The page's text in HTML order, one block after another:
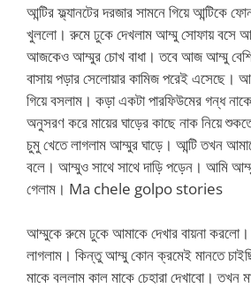
আন্টির ফ্ল্যানটের দরজার সামনে গিয়ে আন্টিকে
খুললো। রুমে ঢুকে দেখলাম আম্মু সোফায় বসে
আজকেও আম্মুর চোখ বাধা। তবে আজ আম্মু
বাসায় পড়ার সেলোয়ার কামিজ পরেই এসেছে।
গিয়ে বসলাম। কড়া একটা পারফিউমের গন্ধ
অনুসরণ করে মায়ের ঘাড়ের কাছে নাক নিয়ে
চুমু খেতে লাগলাম আম্মুর ঘাড়ে। আন্টি তখন
বলে। আম্মুও সাথে সাথে দাড়ি পড়েন। আমি
গেলাম। Ma chele golpo stories
আম্মুকে রুমে ঢুকে আমাকে দেখার বায়না
লাগলাম। কিন্তু আম্মু কোন ক্রমেই মানতে
মাকে বললাম কাল মাকে চেহারা দেখাবো। তখন